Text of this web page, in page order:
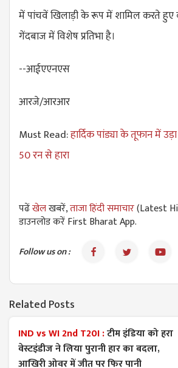
में पांचवें खिलाड़ी के रूप में शामिल करते
गेंदबाज में विशेष प्रतिभा है।
--आईएएनएस
आरजे/आरआर
Must Read:हार्दिक पांड्या के तूफान में
50 रन से हारा
पढेंखेलखबरें,ताजा हिंदी समाचार(Latest
डाउनलोड करें First Bharat App.
Follow us on :
Related Posts
IND vs WI 2nd T20I :टीम इंडिया को हरा
वेस्टइंडीज ने लिया पुरानी हार का बदला,
आखिरी ओवर में जीत पर फिर पानी